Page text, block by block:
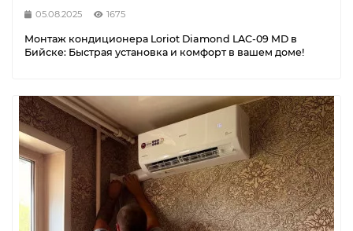
05.08.2025 1675
Монтаж кондиционера Loriot Diamond LAC-09 MD в
Бийске: Быстрая установка и комфорт в вашем доме!